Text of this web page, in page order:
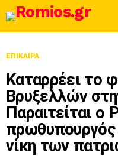
ΕΠΊΚΑΙΡΑ
Καταρρέει το
Βρυξελλών
Παραιτείται ο
πρωθυπουργός
νίκη των